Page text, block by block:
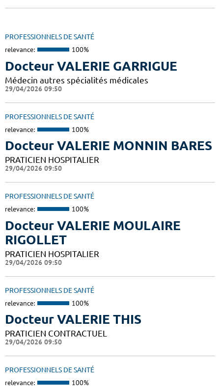
PROFESSIONNELS DE SANTÉ
relevance: 100%
Docteur VALERIE GARRIGUE
Médecin autres spécialités médicales
29/04/2026 09:50
PROFESSIONNELS DE SANTÉ
relevance: 100%
Docteur VALERIE MONNIN BARES
PRATICIEN HOSPITALIER
29/04/2026 09:50
PROFESSIONNELS DE SANTÉ
relevance: 100%
Docteur VALERIE MOULAIRE
RIGOLLET
PRATICIEN HOSPITALIER
29/04/2026 09:50
PROFESSIONNELS DE SANTÉ
relevance: 100%
Docteur VALERIE THIS
PRATICIEN CONTRACTUEL
29/04/2026 09:50
PROFESSIONNELS DE SANTÉ
relevance: 100%